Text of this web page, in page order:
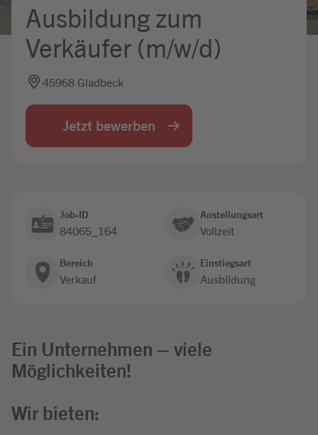
Mein Kandidat:innenprofil
Ausbildung zum
Verkäufer (m/w/d)
45968 Gladbeck
Jetzt bewerben
Job-ID
84065_164
Anstellungsart
Vollzeit
Bereich
Verkauf
Einstiegsart
Ausbildung
Ein Unternehmen – viele
Möglichkeiten!
Wir bieten: